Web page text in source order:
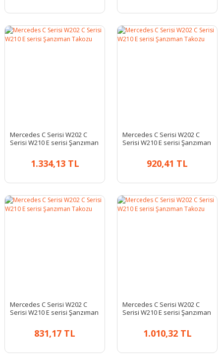
Mercedes C Serisi W202 C
Serisi W210 E serisi Şanzıman
1.334,13 TL
Mercedes C Serisi W202 C
Serisi W210 E serisi Şanzıman
920,41 TL
Mercedes C Serisi W202 C
Serisi W210 E serisi Şanzıman
831,17 TL
Mercedes C Serisi W202 C
Serisi W210 E serisi Şanzıman
1.010,32 TL